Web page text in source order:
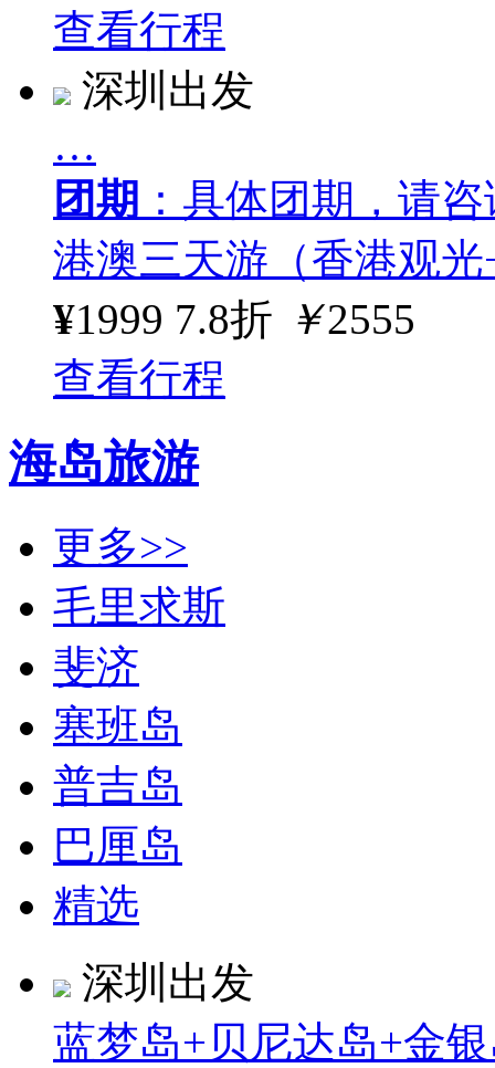
查看行程
深圳出发
…
团期 ：具体团期，请
港澳三天游（香港观
¥1999 7.8折 ￥2555
查看行程
海岛旅游
更多>>
毛里求斯
斐济
塞班岛
普吉岛
巴厘岛
精选
深圳出发
蓝梦岛+贝尼达岛+金